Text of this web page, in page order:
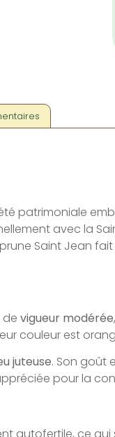
patrimoniale
avec la
Saint Jean
de vigueur modérée
couleur est
juteuse. Son goût
pour la
autofertile, ce